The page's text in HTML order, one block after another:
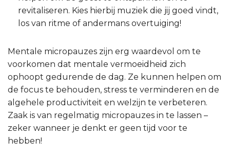
revitaliseren. Kies hierbij muziek die jij goed vindt,
los van ritme of andermans overtuiging!
Mentale micropauzes zijn erg waardevol om te
voorkomen dat mentale vermoeidheid zich
ophoopt gedurende de dag. Ze kunnen helpen om
de focus te behouden, stress te verminderen en de
algehele productiviteit en welzijn te verbeteren.
Zaak is van regelmatig micropauzes in te lassen –
zeker wanneer je denkt er geen tijd voor te
hebben!